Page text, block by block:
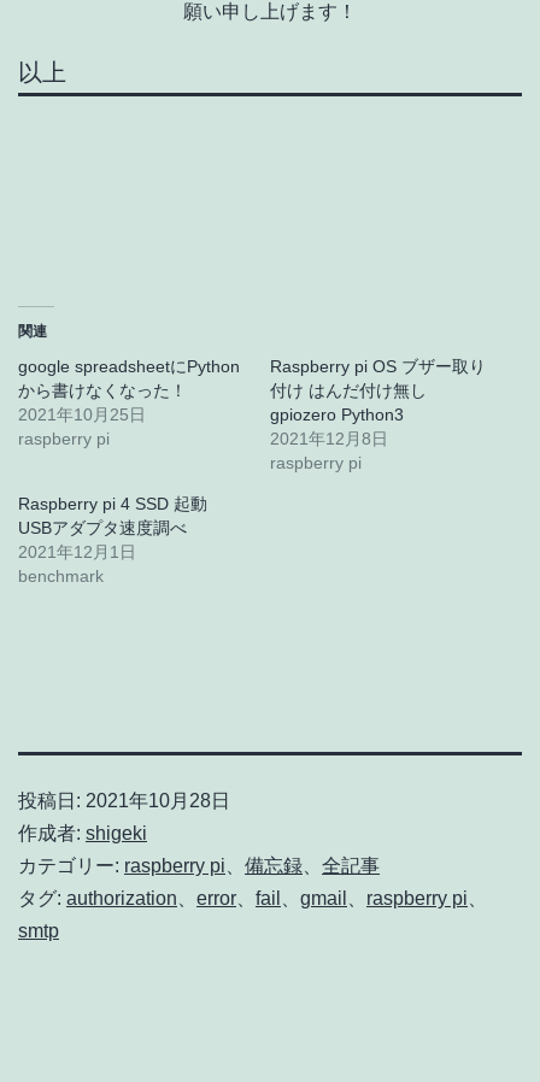
願い申し上げます！
以上
関連
google spreadsheetにPython
から書けなくなった！
2021年10月25日
raspberry pi
Raspberry pi OS ブザー取り
付け はんだ付け無し
gpiozero Python3
2021年12月8日
raspberry pi
Raspberry pi 4 SSD 起動
USBアダプタ速度調べ
2021年12月1日
benchmark
投稿日: 2021年10月28日
作成者: shigeki
カテゴリー: raspberry pi 備忘録
全記事
タグ: authorization error fail gmail raspberry pi
smtp